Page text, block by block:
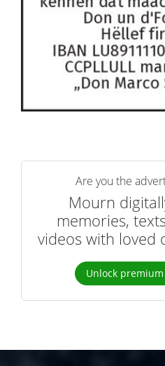
Are you the
Mourn
memories,
videos with loved
Unlock